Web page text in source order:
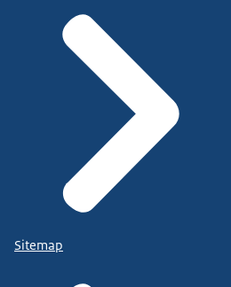
Sitemap